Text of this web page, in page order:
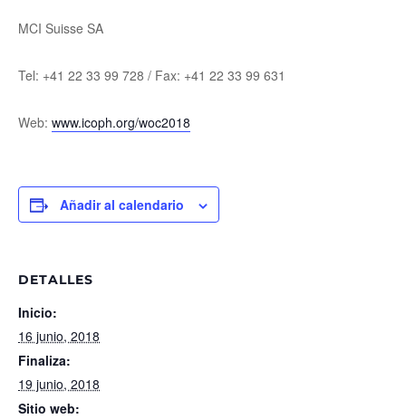
MCI Suisse SA
Tel: +41 22 33 99 728 / Fax: +41 22 33 99 631
Web: www.icoph.org/woc2018
Añadir al calendario
DETALLES
Inicio:
16 junio, 2018
Finaliza:
19 junio, 2018
Sitio web: